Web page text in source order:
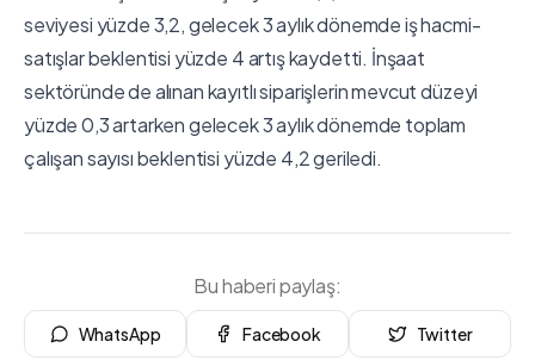
seviyesi yüzde 3,2, gelecek 3 aylık dönemde iş hacmi-
satışlar beklentisi yüzde 4 artış kaydetti. İnşaat
sektöründe de alınan kayıtlı siparişlerin mevcut düzeyi
yüzde 0,3 artarken gelecek 3 aylık dönemde toplam
çalışan sayısı beklentisi yüzde 4,2 geriledi.
Bu haberi paylaş:
WhatsApp Facebook Twitter